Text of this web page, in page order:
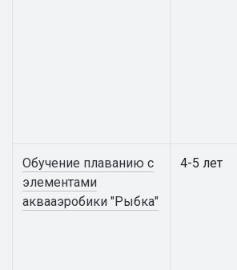
Обучение плаванию с
элементами
аквааэробики "Рыбка"
4-5 лет